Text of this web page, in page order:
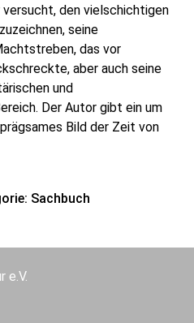
den vielschichtigen
seine
das vor
aber auch seine
und
Der Autor gibt ein um
Bild der Zeit von
Sachbuch
e.V.